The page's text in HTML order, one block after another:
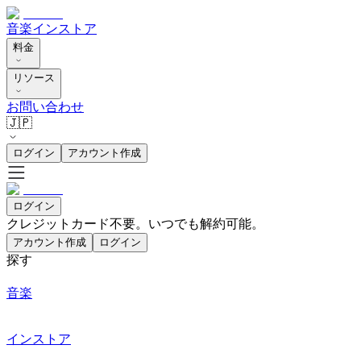
音楽インストア
料金
リソース
お問い合わせ
🇯🇵
ログイン アカウント作成
ログイン
クレジットカード不要。いつでも解約可能。
アカウント作成 ログイン
探す
音楽
インストア